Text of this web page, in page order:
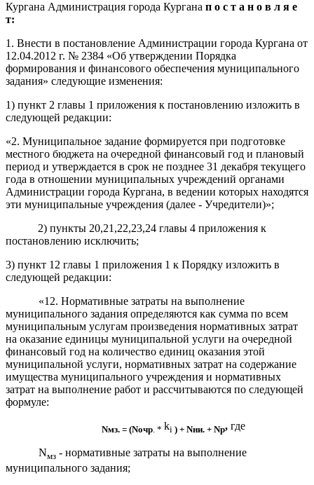
Кургана Администрация города Кургана п о с т а н о в л я е
т:
1. Внести в постановление Администрации города Кургана от
12.04.2012 г. № 2384 «Об утверждении Порядка
формирования и финансового обеспечения муниципального
задания» следующие изменения:
1) пункт 2 главы 1 приложения к постановлению изложить в
следующей редакции:
«2. Муниципальное задание формируется при подготовке
местного бюджета на очередной финансовый год и плановый
период и утверждается в срок не позднее 31 декабря текущего
года в отношении муниципальных учреждений органами
Администрации города Кургана, в ведении которых находятся
эти муниципальные учреждения (далее - Учредители)»;
2) пункты 20,21,22,23,24 главы 4 приложения к
постановлению исключить;
3) пункт 12 главы 1 приложения 1 к Порядку изложить в
следующей редакции:
«12. Нормативные затраты на выполнение
муниципального задания определяются как сумма по всем
муниципальным услугам произведения нормативных затрат
на оказание единицы муниципальной услуги на очередной
финансовый год на количество единиц оказания этой
муниципальной услуги, нормативных затрат на содержание
имущества муниципального учреждения и нормативных
затрат на выполнение работ и рассчитываются по следующей
формуле:
Nмз. = (Nочр. * ki) + Nни. + Nр, где
Nмз- нормативные затраты на выполнение
муниципального задания;